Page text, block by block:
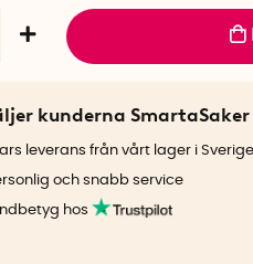
kunderna SmartaSaker
leverans från vårt lager i Sverige
och snabb service
hos